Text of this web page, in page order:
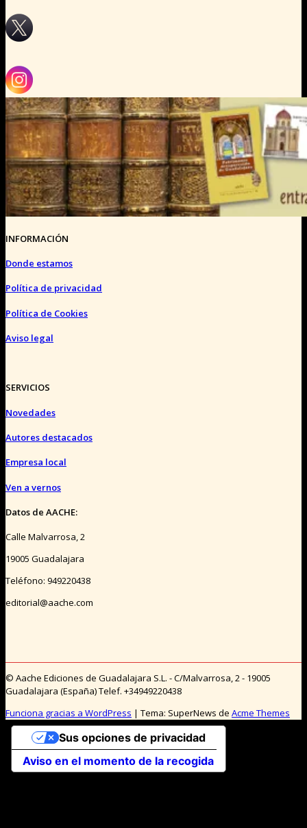
INFORMACIÓN
Donde estamos
Política de privacidad
Política de Cookies
Aviso legal
SERVICIOS
Novedades
Autores destacados
Empresa local
Ven a vernos
Datos de AACHE:
Calle Malvarrosa, 2
19005 Guadalajara
Teléfono: 949220438
editorial@aache.com
© Aache Ediciones de Guadalajara S.L. - C/Malvarrosa, 2 - 19005
Guadalajara (España) Telef. +34949220438
Funciona gracias a WordPress | Tema: SuperNews de Acme Themes
Aviso en el momento de la recogida
Sus opciones de privacidad